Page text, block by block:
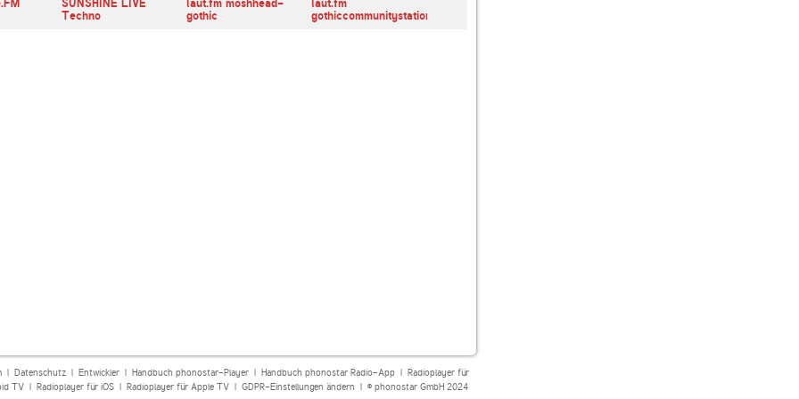
SUNSHINE LIVE
Techno
laut.fm moshhead-
gothic
laut.fm
gothiccommunitystation
| Datenschutz| Entwickler| Handbuch phonostar-Player| Handbuch phonostar Radio-App| Radioplayer für
TV| Radioplayer für iOS| Radioplayer für Apple TV| GDPR-Einstellungen ändern | © phonostar GmbH 2024